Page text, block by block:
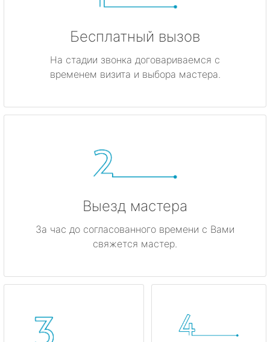
Бесплатный вызов
На стадии звонка договариваемся с
временем визита и выбора мастера.
Выезд мастера
За час до согласованного времени с Вами
свяжется мастер.